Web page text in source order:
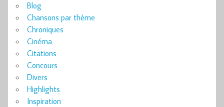
Blog
Chansons par thème
Chroniques
Cinéma
Citations
Concours
Divers
Highlights
Inspiration